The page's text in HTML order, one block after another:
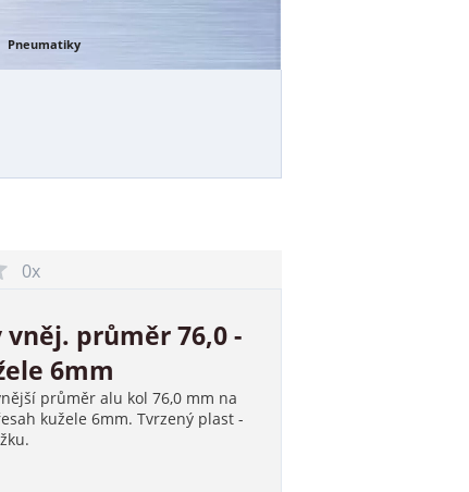
Pneumatiky
0x
průměr 76,0 -
6mm
průměr alu kol 76,0 mm na
kužele 6mm. Tvrzený plast -